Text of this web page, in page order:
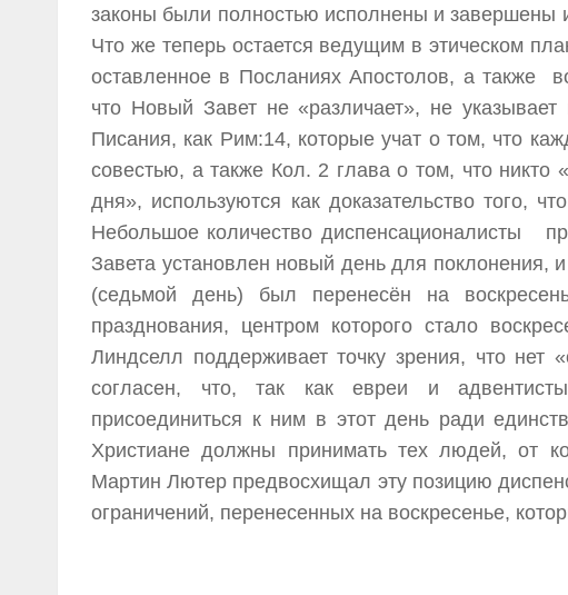
законы были полностью исполнены и завершены
Что же теперь остается ведущим в этическом
оставленное в Посланиях Апостолов, а также
что Новый Завет не «различает», не
Писания, как Рим:14, которые учат о том, что
совестью, а также Кол. 2 глава о том, что никто
дня», используются как доказательство того,
Небольшое количество диспенсационалисты
Завета установлен новый день для поклонения,
(седьмой день) был перенесён на
празднования, центром которого стало
Линдселл поддерживает точку зрения, что нет
согласен, что, так как евреи и
присоединиться к ним в этот день ради
Христиане должны принимать тех людей, от
Мартин Лютер предвосхищал эту позицию
ограничений, перенесенных на воскресенье,